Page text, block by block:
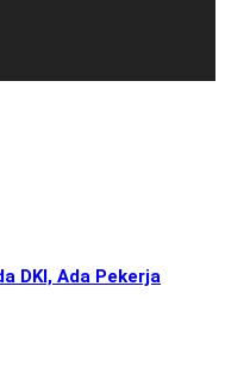
DKI, Ada Pekerja